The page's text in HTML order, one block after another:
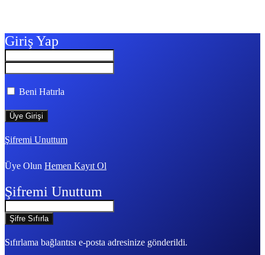
Giriş Yap
Beni Hatırla
Şifremi Unuttum
Üye Olun Hemen Kayıt Ol
Şifremi Unuttum
Sıfırlama bağlantısı e-posta adresinize gönderildi.